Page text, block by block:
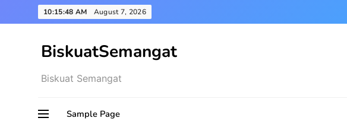
to
10:15:48 AM August 7, 2026
BiskuatSemangat
Biskuat Semangat
Sample Page